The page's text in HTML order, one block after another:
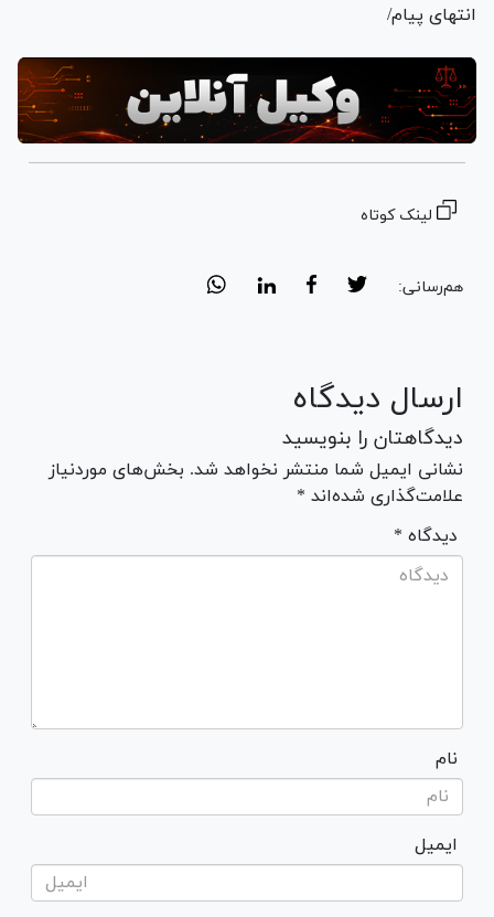
انتهای پیام/
لینک کوتاه
هم‌رسانی:
ارسال دیدگاه
دیدگاهتان را بنویسید
نشانی ایمیل شما منتشر نخواهد شد. بخش‌های موردنیاز
علامت‌گذاری شده‌اند *
* دیدگاه
نام
ایمیل